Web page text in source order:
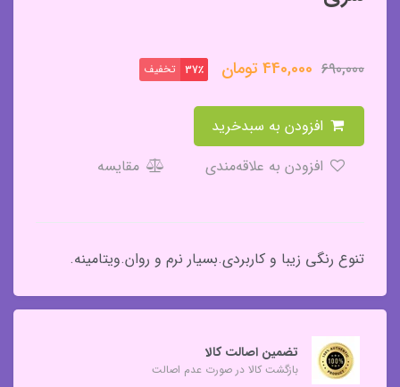
690,000
440,000تومان 37٪ تخفیف
مقایسه
تنوع رنگی زیبا و کاربردی.بسیار نرم و روان.ویتامینه.
تضمین اصالت کالا
بازگشت کالا در صورت عدم اصالت